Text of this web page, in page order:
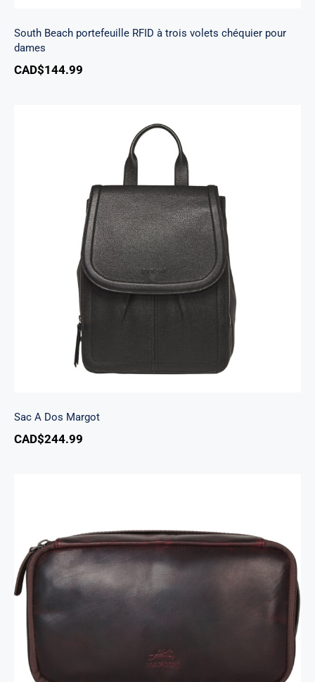
South Beach portefeuille RFID à trois volets chéquier pour
dames
CAD$144.99
Sac A Dos Margot
Sac A Dos Margot
CAD$244.99